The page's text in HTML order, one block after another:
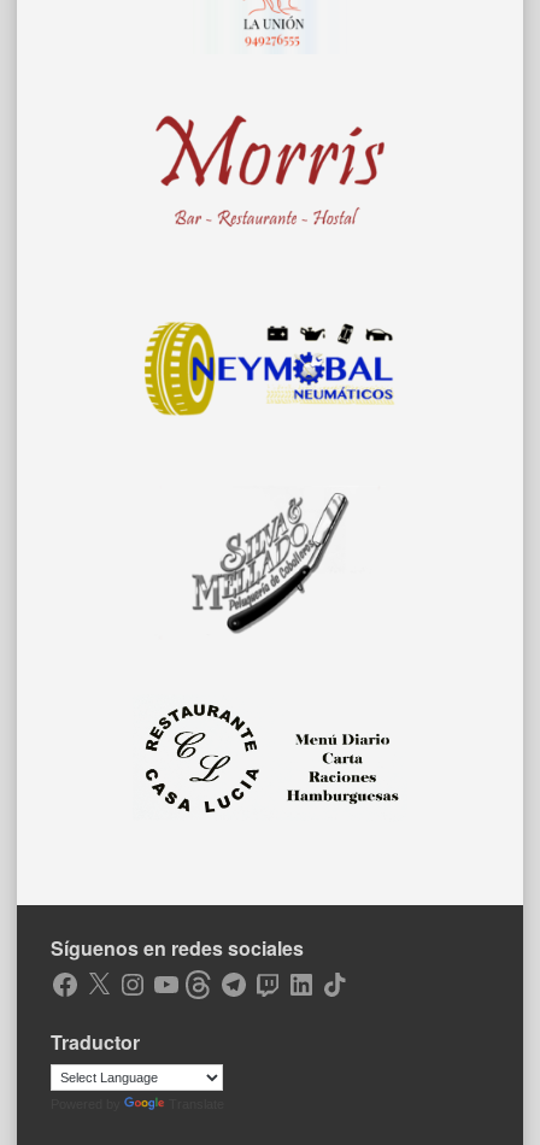
Síguenos en redes sociales
Facebook
X Instagram
YouTubeThreadsTelegramTwitchLinkedIn
TikTok
Traductor